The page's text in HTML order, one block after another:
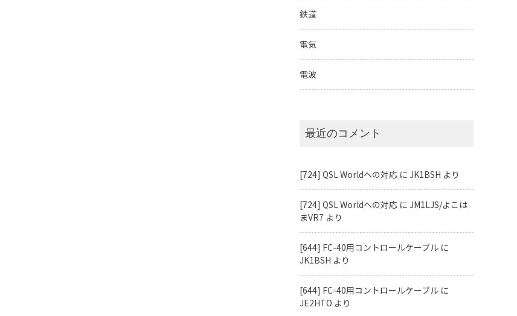
鉄道
電気
電波
最近のコメント
[724] QSL Worldへの対応 に JK1BSH より
[724] QSL Worldへの対応 に JM1LJS/よこは
まVR7 より
[644] FC-40用コントロールケーブル に
JK1BSH より
[644] FC-40用コントロールケーブル に
JE2HTO より